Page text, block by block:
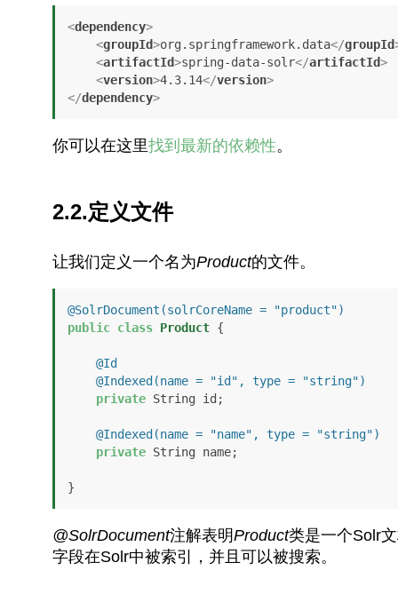
<dependency>
<groupId>org.springframework.data</groupId
<artifactId>spring-data-solr</artifactId>
<version>4.3.14</version>
</dependency>
你可以在这里找到最新的依赖性。
2.2.定义文件
让我们定义一个名为Product的文件。
@SolrDocument(solrCoreName = "product")
public class Product {
@Id
@Indexed(name = "id", type = "string")
private String id;
@Indexed(name = "name", type = "string")
private String name;
}
@SolrDocument注解表明Product类是一个Solr
字段在Solr中被索引，并且可以被搜索。